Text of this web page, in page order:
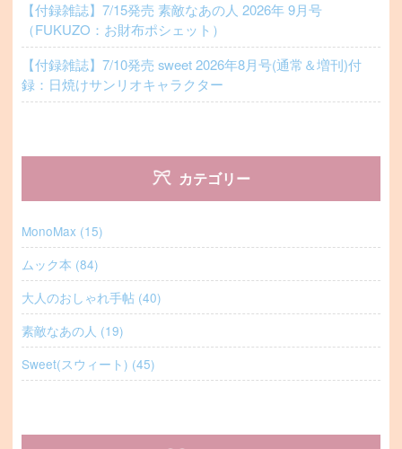
【付録雑誌】7/15発売 素敵なあの人 2026年 9月号
（FUKUZO：お財布ポシェット）
【付録雑誌】7/10発売 sweet 2026年8月号(通常＆増刊)付
録：日焼けサンリオキャラクター
カテゴリー
MonoMax (15)
ムック本 (84)
大人のおしゃれ手帖 (40)
素敵なあの人 (19)
Sweet(スウィート) (45)